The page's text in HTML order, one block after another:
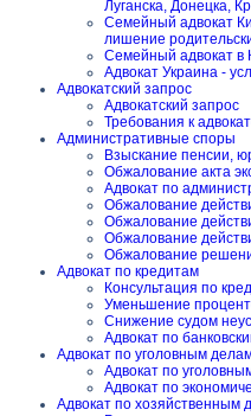
Луганска, Донецка,
Семейный адвокат
лишение
Семейный адвокат в
Адвокат Украина -
Адвокатский запрос
Адвокатский запрос
Требования к
Административные споры
Взыскание пенсии,
Обжалование акта
Адвокат по
Обжалование
Обжалование
Обжалование
Обжалование
Адвокат по кредитам
Консультация по
Уменьшение
Снижение судом
Адвокат по
Адвокат по уголовным
Адвокат по
Адвокат по
Адвокат по хозяйственным